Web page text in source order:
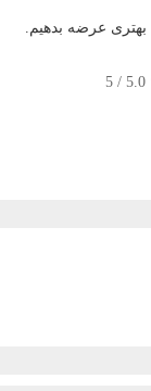
بهتری عرضه بدهیم.
5.0
/
5